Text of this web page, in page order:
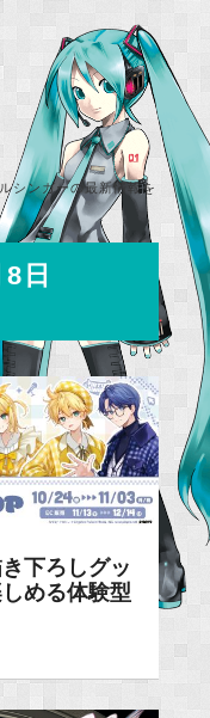
シンガーの最新情報を
日
下ろしグッ
める体験型